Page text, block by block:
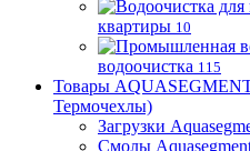
квартиры 10
водоочистка 115
Товары
Термочехлы)
Загрузки
Смолы